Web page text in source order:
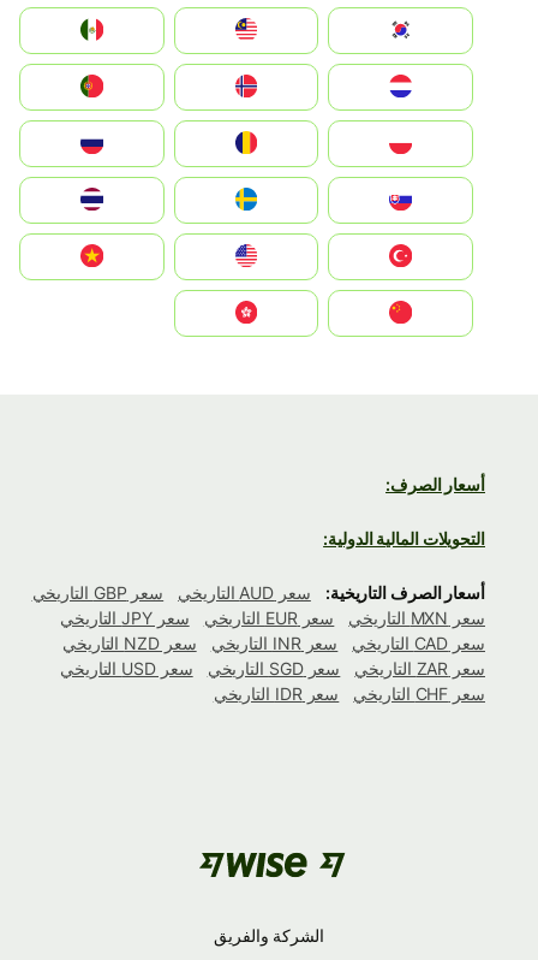
South Korea
Nederland
Portugal
România
Slovensko
United States
Vietnam
أسعار الصرف:
التحويلات المالية الدولية:
أسعار الصرف التاريخية: سعر AUD التاريخي
سعر GBP التاريخي
سعر MXN التاريخي
سعر EUR التاريخي
سعر JPY التاريخي
سعر CAD التاريخي
سعر INR التاريخي
سعر NZD التاريخي
سعر ZAR التاريخي
سعر SGD التاريخي
سعر USD التاريخي
سعر CHF التاريخي
سعر IDR التاريخي
الشركة والفريق